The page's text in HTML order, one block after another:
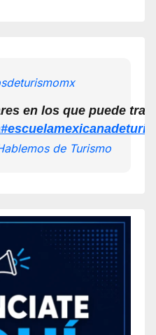
en los que puede
de Turismo